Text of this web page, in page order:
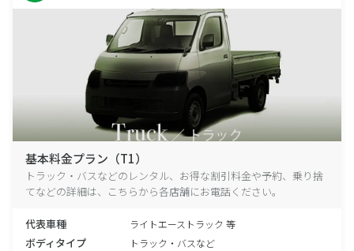
基本料金プラン（T1）
トラック・バスなどのレンタル、お得な割引料金や予約、乗り捨
てなどの詳細は、こちらから各店舗にお電話ください。
代表車種 ライトエーストラック 等
ボディタイプ トラック・バスなど